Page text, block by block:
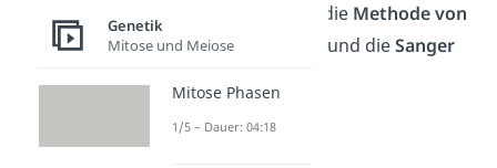
entwickelt wurden: die Methode von
Maxam und Gilbert
und dieSanger
Genetik
Mitose und Meiose
Mitose Phasen
1/5 – Dauer: 04:18